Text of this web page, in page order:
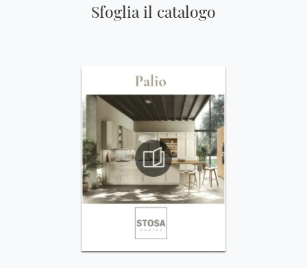
Sfoglia il catalogo